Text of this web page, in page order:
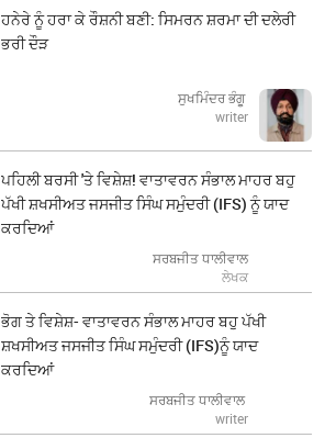
ਹਨੇਰੇ ਨੂੰ ਹਰਾ ਕੇ ਰੌਸ਼ਨੀ ਬਣੀ: ਸਿਮਰਨ ਸ਼ਰਮਾ ਦੀ ਦਲੇਰੀ
ਭਰੀ ਦੌੜ
ਸੁਖਮਿੰਦਰ ਭੰਗੂ
writer
ਪਹਿਲੀ ਬਰਸੀ 'ਤੇ ਵਿਸ਼ੇਸ਼! ਵਾਤਾਵਰਨ ਸੰਭਾਲ ਮਾਹਰ ਬਹੁ
ਪੱਖੀ ਸ਼ਖਸੀਅਤ ਜਸਜੀਤ ਸਿੰਘ ਸਮੁੰਦਰੀ (IFS) ਨੂੰ ਯਾਦ
ਕਰਦਿਆਂ
ਸਰਬਜੀਤ ਧਾਲੀਵਾਲ
ਲੇਖਕ
ਭੋਗ ਤੇ ਵਿਸ਼ੇਸ਼- ਵਾਤਾਵਰਨ ਸੰਭਾਲ ਮਾਹਰ ਬਹੁ ਪੱਖੀ
ਸ਼ਖਸੀਅਤ ਜਸਜੀਤ ਸਿੰਘ ਸਮੁੰਦਰੀ (IFS)ਨੂੰ ਯਾਦ
ਕਰਦਿਆਂ
ਸਰਬਜੀਤ ਧਾਲੀਵਾਲ
writer